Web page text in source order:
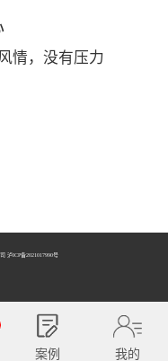
情，没有压力
泸ICP备2021017990号
案例 我的